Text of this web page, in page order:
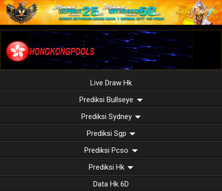
Live Draw Hk
Prediksi Bullseye
Prediksi Sydney
Prediksi Sgp
Prediksi Pcso
Prediksi Hk
Data Hk 6D